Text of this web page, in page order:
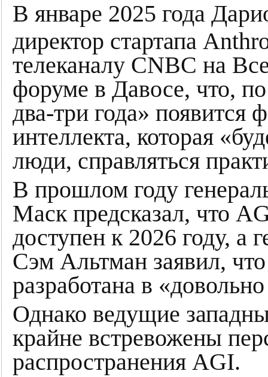
В январе 2025 года
директор стартапа
телеканалу CNBC на
форуме в Давосе, что,
два-три года» появится
интеллекта, которая
люди, справляться
В прошлом году
Маск предсказал, что
доступен к 2026 году, а
Сэм Альтман заявил,
разработана в
Однако ведущие
крайне встревожены
распространения AGI.